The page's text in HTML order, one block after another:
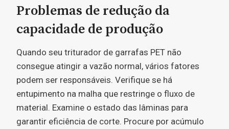
Problemas de redução da
capacidade de produção
Quando seu triturador de garrafas PET não
consegue atingir a vazão normal, vários fatores
podem ser responsáveis. Verifique se há
entupimento na malha que restringe o fluxo de
material. Examine o estado das lâminas para
garantir eficiência de corte. Procure por acúmulo